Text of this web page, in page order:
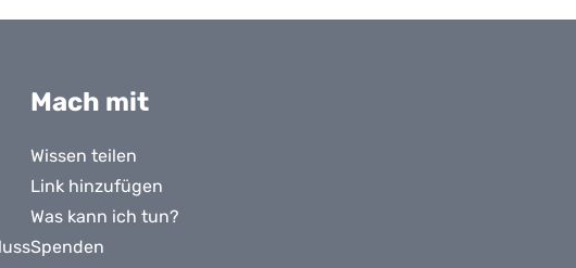
Mach mit
Wissen teilen
Link hinzufügen
Was kann ich tun?
Spenden